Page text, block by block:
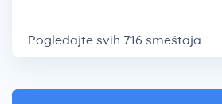
Pogledajte svih 716 smeštaja